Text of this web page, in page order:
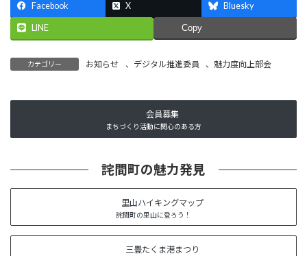
Facebook X Bluesky
LINE Copy
カテゴリー お知らせ 、 デジタル推進委員 、 魅力度向上部会
会員募集
まちづくり活動に関心のある方
詫間町の魅力発見
里山ハイキングマップ
詫間町の里山に登ろう！
三豊たくま港まつり